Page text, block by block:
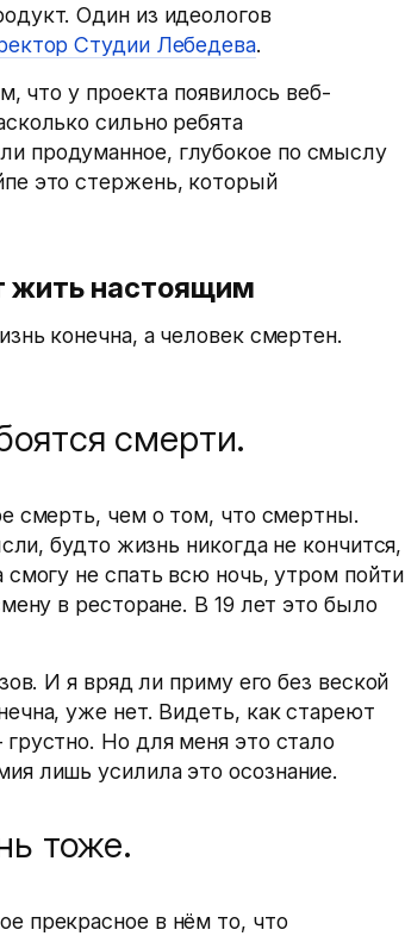
Один из идеологов
Студии Лебедева.
что у проекта появилось веб-
сильно ребята
продуманное, глубокое по смыслу
это стержень, который
жить настоящим
конечна, а человек смертен.
смерти.
смерть, чем о том, что смертны.
будто жизнь никогда не кончится,
не спать всю ночь, утром пойти
в ресторане. В 19 лет это было
И я вряд ли приму его без веской
уже нет. Видеть, как стареют
Но для меня это стало
лишь усилила это осознание.
тоже.
прекрасное в нём то, что